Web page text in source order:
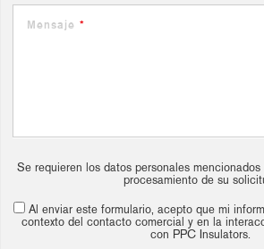
Mensaje *
Se requieren los datos personales
procesamiento de su
Al enviar este formulario, acepto que mi
contexto del contacto comercial y en la
con PPC Insulators.